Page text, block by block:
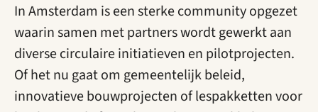
In Amsterdam is een sterke community opgezet
waarin samen met partners wordt gewerkt aan
diverse circulaire initiatieven en pilotprojecten.
Of het nu gaat om gemeentelijk beleid,
innovatieve bouwprojecten of lespakketten voor